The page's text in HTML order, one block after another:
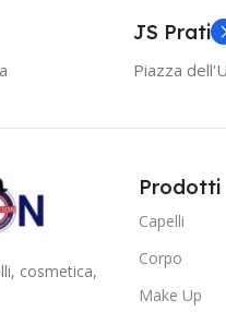
JS Prati
Piazza
cosmetica,
Prodotti
Capelli
Corpo
Make Up